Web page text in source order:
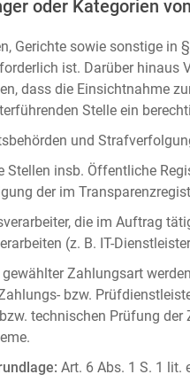
oder Kategorien
Gerichte sowie sonstige in
ist. Darüber hinaus
dass die Einsichtnahme
Stelle ein
und
Stellen insb. Öffentliche
der im
die im Auftrag
(z. B. IT-
Zahlungsart
bzw.
technischen Prüfung
Art. 6 Abs. 1 S. 1 lit.